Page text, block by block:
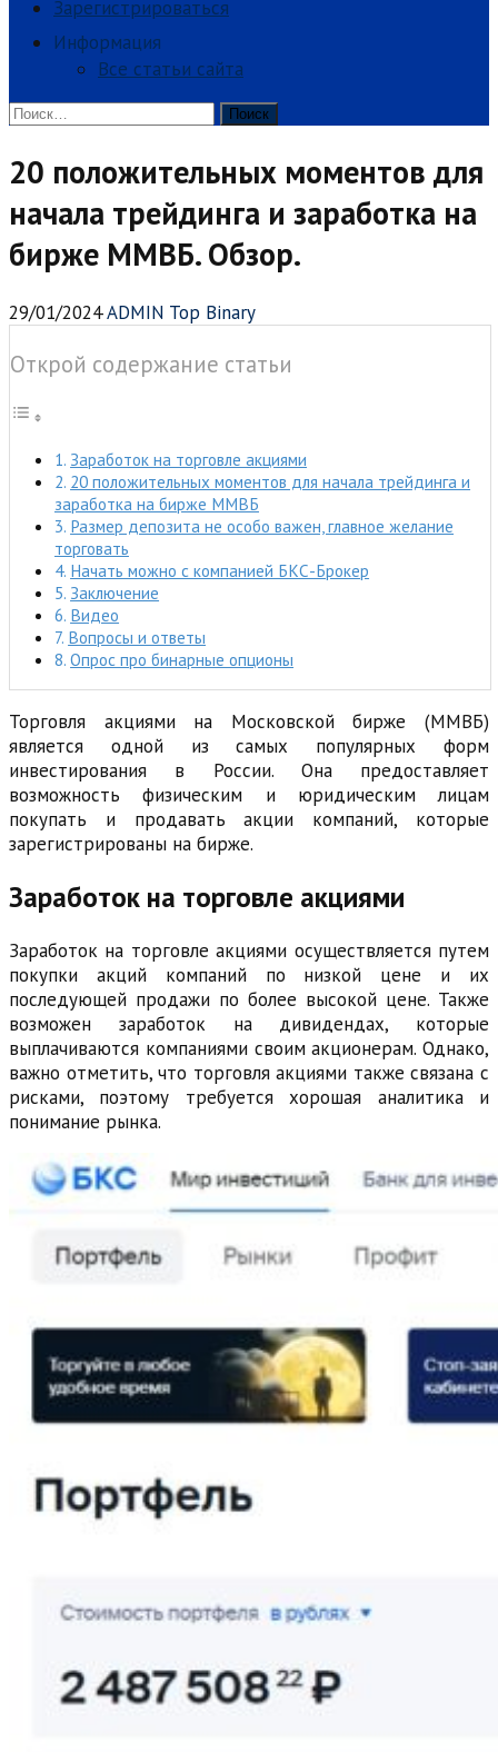
Зарегистрироваться
Информация
Все статьи сайта
Найти:
20 положительных моментов для
начала трейдинга и заработка на
бирже ММВБ. Обзор.
29/01/2024ADMIN Top Binary
Открой содержание статьи
Заработок на торговле акциями
20 положительных моментов для начала трейдинга и
заработка на бирже ММВБ
Размер депозита не особо важен, главное желание
торговать
Начать можно с компанией БКС-Брокер
Заключение
Видео
Вопросы и ответы
Опрос про бинарные опционы
Торговля акциями на Московской бирже (ММВБ)
является одной из самых популярных форм
инвестирования в России. Она предоставляет
возможность физическим и юридическим лицам
покупать и продавать акции компаний, которые
зарегистрированы на бирже.
Заработок на торговле акциями
Заработок на торговле акциями осуществляется путем
покупки акций компаний по низкой цене и их
последующей продажи по более высокой цене. Также
возможен заработок на дивидендах, которые
выплачиваются компаниями своим акционерам. Однако,
важно отметить, что торговля акциями также связана с
рисками, поэтому требуется хорошая аналитика и
понимание рынка.